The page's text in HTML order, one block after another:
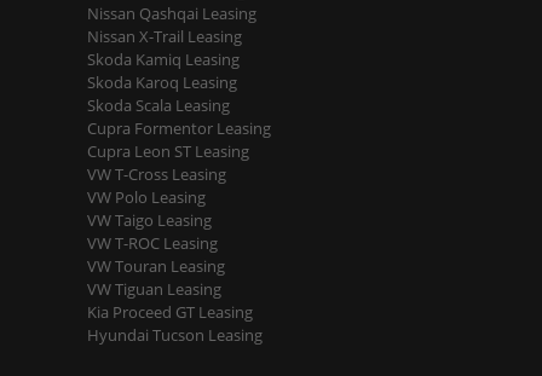
Nissan Qashqai Leasing
Nissan X-Trail Leasing
Skoda Kamiq Leasing
Skoda Karoq Leasing
Skoda Scala Leasing
Cupra Formentor Leasing
Cupra Leon ST Leasing
VW T-Cross Leasing
VW Polo Leasing
VW Taigo Leasing
VW T-ROC Leasing
VW Touran Leasing
VW Tiguan Leasing
Kia Proceed GT Leasing
Hyundai Tucson Leasing